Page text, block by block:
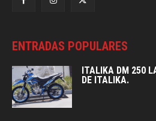
ENTRADAS POPULARES
ITALIKA DM 250
DE ITALIKA.